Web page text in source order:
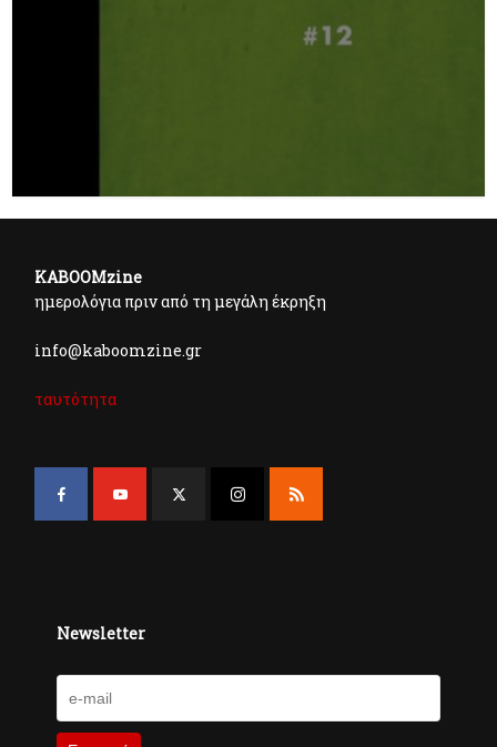
KABOOMzine
ημερολόγια πριν από τη μεγάλη έκρηξη
info@kaboomzine.gr
ταυτότητα
Newsletter